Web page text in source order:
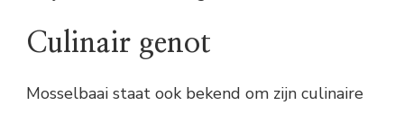
Culinair genot
Mosselbaai staat ook bekend om zijn culinaire